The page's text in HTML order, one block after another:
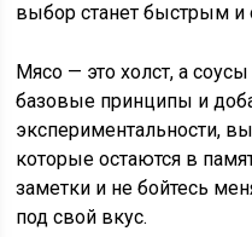
выбор станет быстрым и
Мясо — это холст, а
базовые принципы и
экспериментальности,
которые остаются в
заметки и не бойтесь
под свой вкус.